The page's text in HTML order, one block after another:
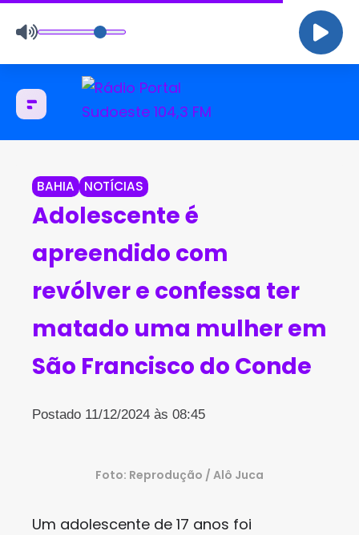
BAHIA NOTÍCIAS
Adolescente é
apreendido com
revólver e confessa ter
matado uma mulher em
São Francisco do Conde
Postado 11/12/2024 às 08:45
Foto: Reprodução / Alô Juca
Um adolescente de 17 anos foi